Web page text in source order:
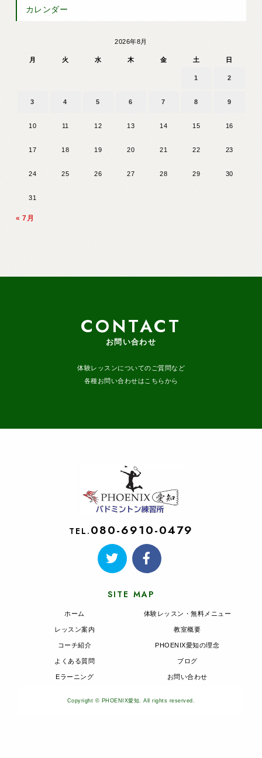
カレンダー
2026年8月
月 火 水 木 金 土 日
1 2
3 4 5 6 7 8 9
10 11 12 13 14 15 16
17 18 19 20 21 22 23
24 25 26 27 28 29 30
31
« 7月
CONTACT
お問い合わせ
体験レッスンについてのご質問など
各種お問い合わせはこちらから
TEL. 080-6910-0479
SITE MAP
ホーム
レッスン案内
コーチ紹介
よくある質問
Eラーニング
体験レッスン・無料メニュー
教室概要
PHOENIX愛知の理念
ブログ
お問い合わせ
Copyright © PHOENIX愛知. All rights reserved.